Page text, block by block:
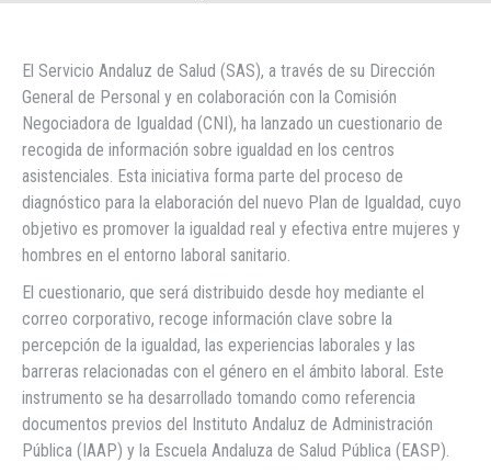
El Servicio Andaluz de Salud (SAS), a través de su Dirección
General de Personal y en colaboración con la Comisión
Negociadora de Igualdad (CNI), ha lanzado un cuestionario de
recogida de información sobre igualdad en los centros
asistenciales. Esta iniciativa forma parte del proceso de
diagnóstico para la elaboración del nuevo Plan de Igualdad, cuyo
objetivo es promover la igualdad real y efectiva entre mujeres y
hombres en el entorno laboral sanitario.
El cuestionario, que será distribuido desde hoy mediante el
correo corporativo, recoge información clave sobre la
percepción de la igualdad, las experiencias laborales y las
barreras relacionadas con el género en el ámbito laboral. Este
instrumento se ha desarrollado tomando como referencia
documentos previos del Instituto Andaluz de Administración
Pública (IAAP) y la Escuela Andaluza de Salud Pública (EASP).